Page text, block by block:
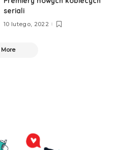
seriali
10 lutego, 2022